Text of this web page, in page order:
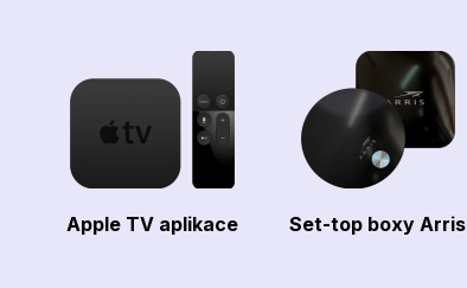
Apple TV aplikace Set-top boxy Arris